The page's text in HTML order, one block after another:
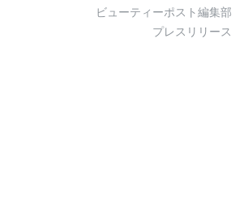
ビューティーポスト編集部
プレスリリース